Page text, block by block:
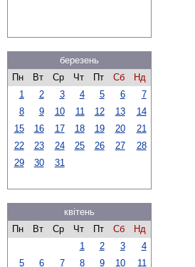
березень
Пн
Вт Ср Чт Пт Сб
Нд
1
2 3 4 5 6
7
8
9 10 11 12 13
14
15
16 17 18 19 20
21
22
23 24 25 26 27
28
29
30 31
квітень
Пн
Вт Ср Чт Пт Сб
Нд
1
2 3
4
5
6 7 8 9 10
11